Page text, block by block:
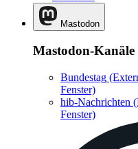
Mastodon
Mastodon-Kanäle
Bundestag
Fenster)
hib-Nachrichten
Fenster)